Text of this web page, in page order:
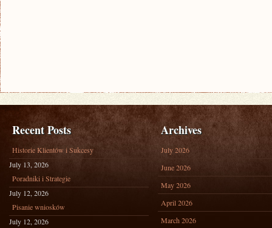
Recent Posts
Historie Klientów i Sukcesy
July 13, 2026
Poradniki i Strategie
July 12, 2026
Pisanie wniosków
July 12, 2026
Archives
July 2026
June 2026
May 2026
April 2026
March 2026